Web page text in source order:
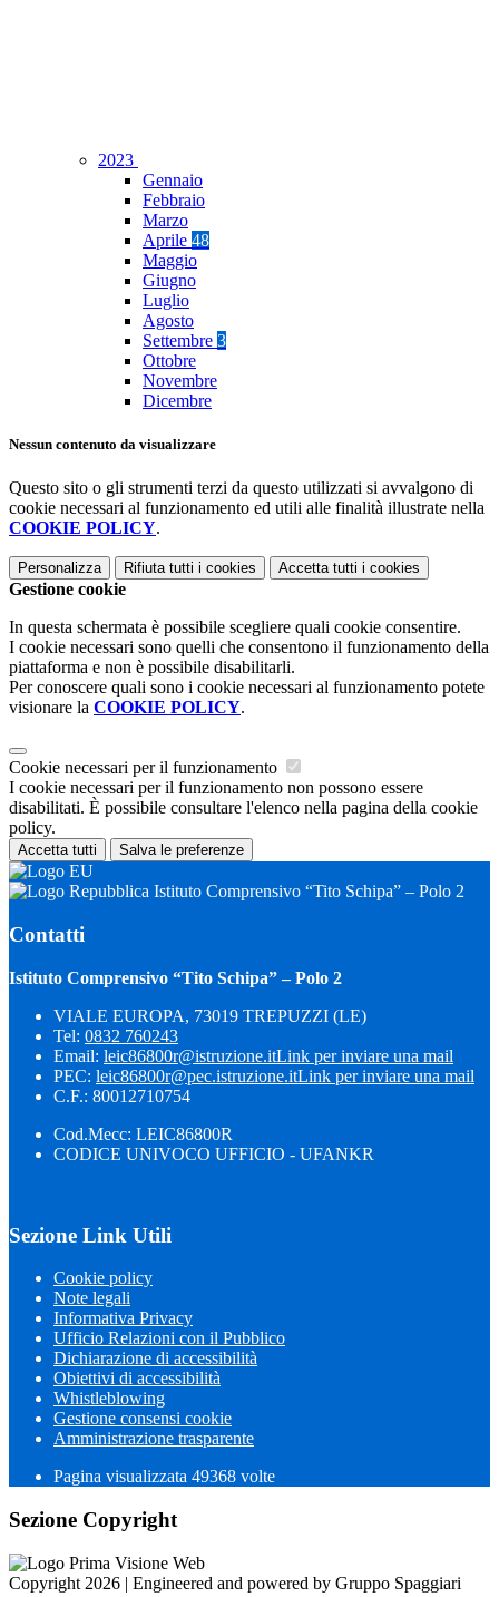
2023
Gennaio
Febbraio
Marzo
Aprile 48
Maggio
Giugno
Luglio
Agosto
Settembre 3
Ottobre
Novembre
Dicembre
Nessun contenuto da visualizzare
Questo sito o gli strumenti terzi da questo utilizzati si avvalgono di
cookie necessari al funzionamento ed utili alle finalità illustrate nella
COOKIE POLICY.
Personalizza Rifiuta tutti i cookies Accetta tutti i cookies
Gestione cookie
In questa schermata è possibile scegliere quali cookie consentire.
I cookie necessari sono quelli che consentono il funzionamento della
piattaforma e non è possibile disabilitarli.
Per conoscere quali sono i cookie necessari al funzionamento potete
visionare la COOKIE POLICY.
Cookie necessari per il funzionamento
I cookie necessari per il funzionamento non possono essere
disabilitati. È possibile consultare l'elenco nella pagina della cookie
policy.
Accetta tutti Salva le preferenze
Istituto Comprensivo “Tito Schipa” – Polo 2
Contatti
Istituto Comprensivo “Tito Schipa” – Polo 2
VIALE EUROPA, 73019 TREPUZZI (LE)
Tel: 0832 760243
Email: leic86800r@istruzione.itLink per inviare una mail
PEC: leic86800r@pec.istruzione.itLink per inviare una mail
C.F.: 80012710754
Cod.Mecc: LEIC86800R
CODICE UNIVOCO UFFICIO - UFANKR
Sezione Link Utili
Cookie policy
Note legali
Informativa Privacy
Ufficio Relazioni con il Pubblico
Dichiarazione di accessibilità
Obiettivi di accessibilità
Whistleblowing
Gestione consensi cookie
Amministrazione trasparente
Pagina visualizzata 49368 volte
Sezione Copyright
Copyright 2026 | Engineered and powered by Gruppo Spaggiari